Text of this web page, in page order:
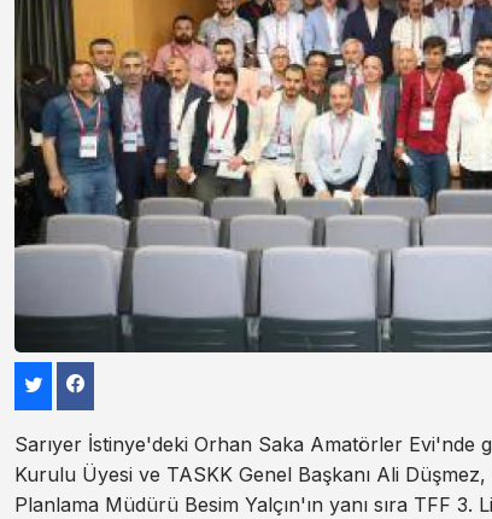
Sarıyer İstinye'deki Orhan Saka Amatörler Evi'nde
Kurulu Üyesi ve TASKK Genel Başkanı Ali
Planlama Müdürü Besim Yalçın'ın yanı sıra TFF 3.